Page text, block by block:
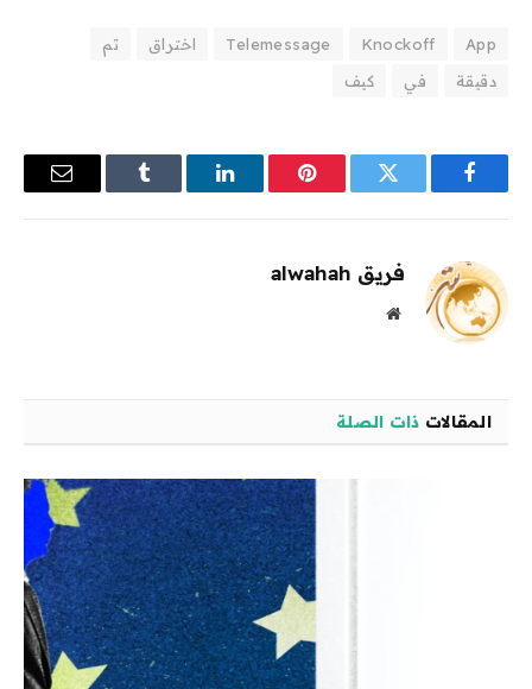
App
Knockoff
Telemessage اختراق
تم
دقيقة
في كيف
فيسبوك تويتر بينتيريستلينكدإن Tumblr
البريد
فريق alwahah
موقع
المقالات ذات الصلة